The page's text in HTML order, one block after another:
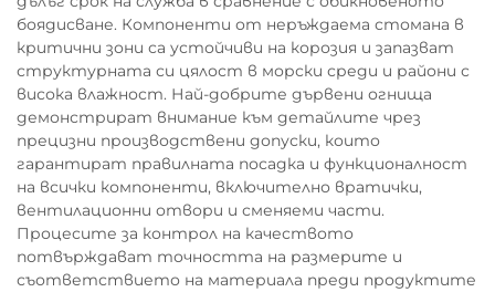
боядисване. Компоненти от неръждаема стомана в
критични зони са устойчиви на корозия и запазват
структурната си цялост в морски среди и райони с
висока влажност. Най-добрите дървени огнища
демонстрират внимание към детайлите чрез
прецизни производствени допуски, които
гарантират правилната посадка и функционалност
на всички компоненти, включително вратички,
вентилационни отвори и сменяеми части.
Процесите за контрол на качеството
потвърждават точността на размерите и
съответствието на материала преди продуктите